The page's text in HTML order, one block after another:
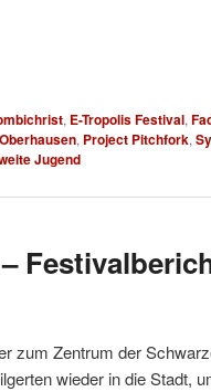
, E-Tropolis Festival,
Oberhausen, Project Pitchfork,
Jugend
zum Zentrum der
wieder in die Stadt,